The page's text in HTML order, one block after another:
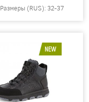
Размеры (RUS): 32-37
NEW